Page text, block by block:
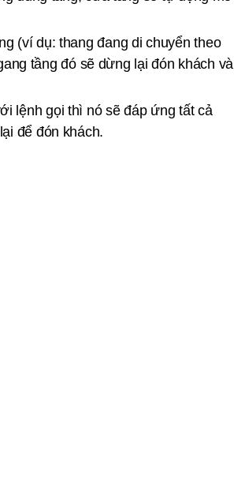
(ví dụ: thang đang di chuyển theo
tầng đó sẽ dừng lại đón khách và
lệnh gọi thì nó sẽ đáp ứng tất cả
để đón khách.